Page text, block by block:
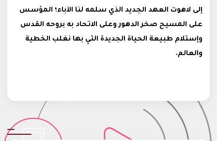
إلى لاهوت العهد الجديد الذي سلمه لنا الآباء؛ المؤسس
على المسيح صخر الدهور وعلى الاتحاد به بروحه القدس
وإستلام طبيعة الحياة الجديدة التي بها نغلب الخطية
والعالم.